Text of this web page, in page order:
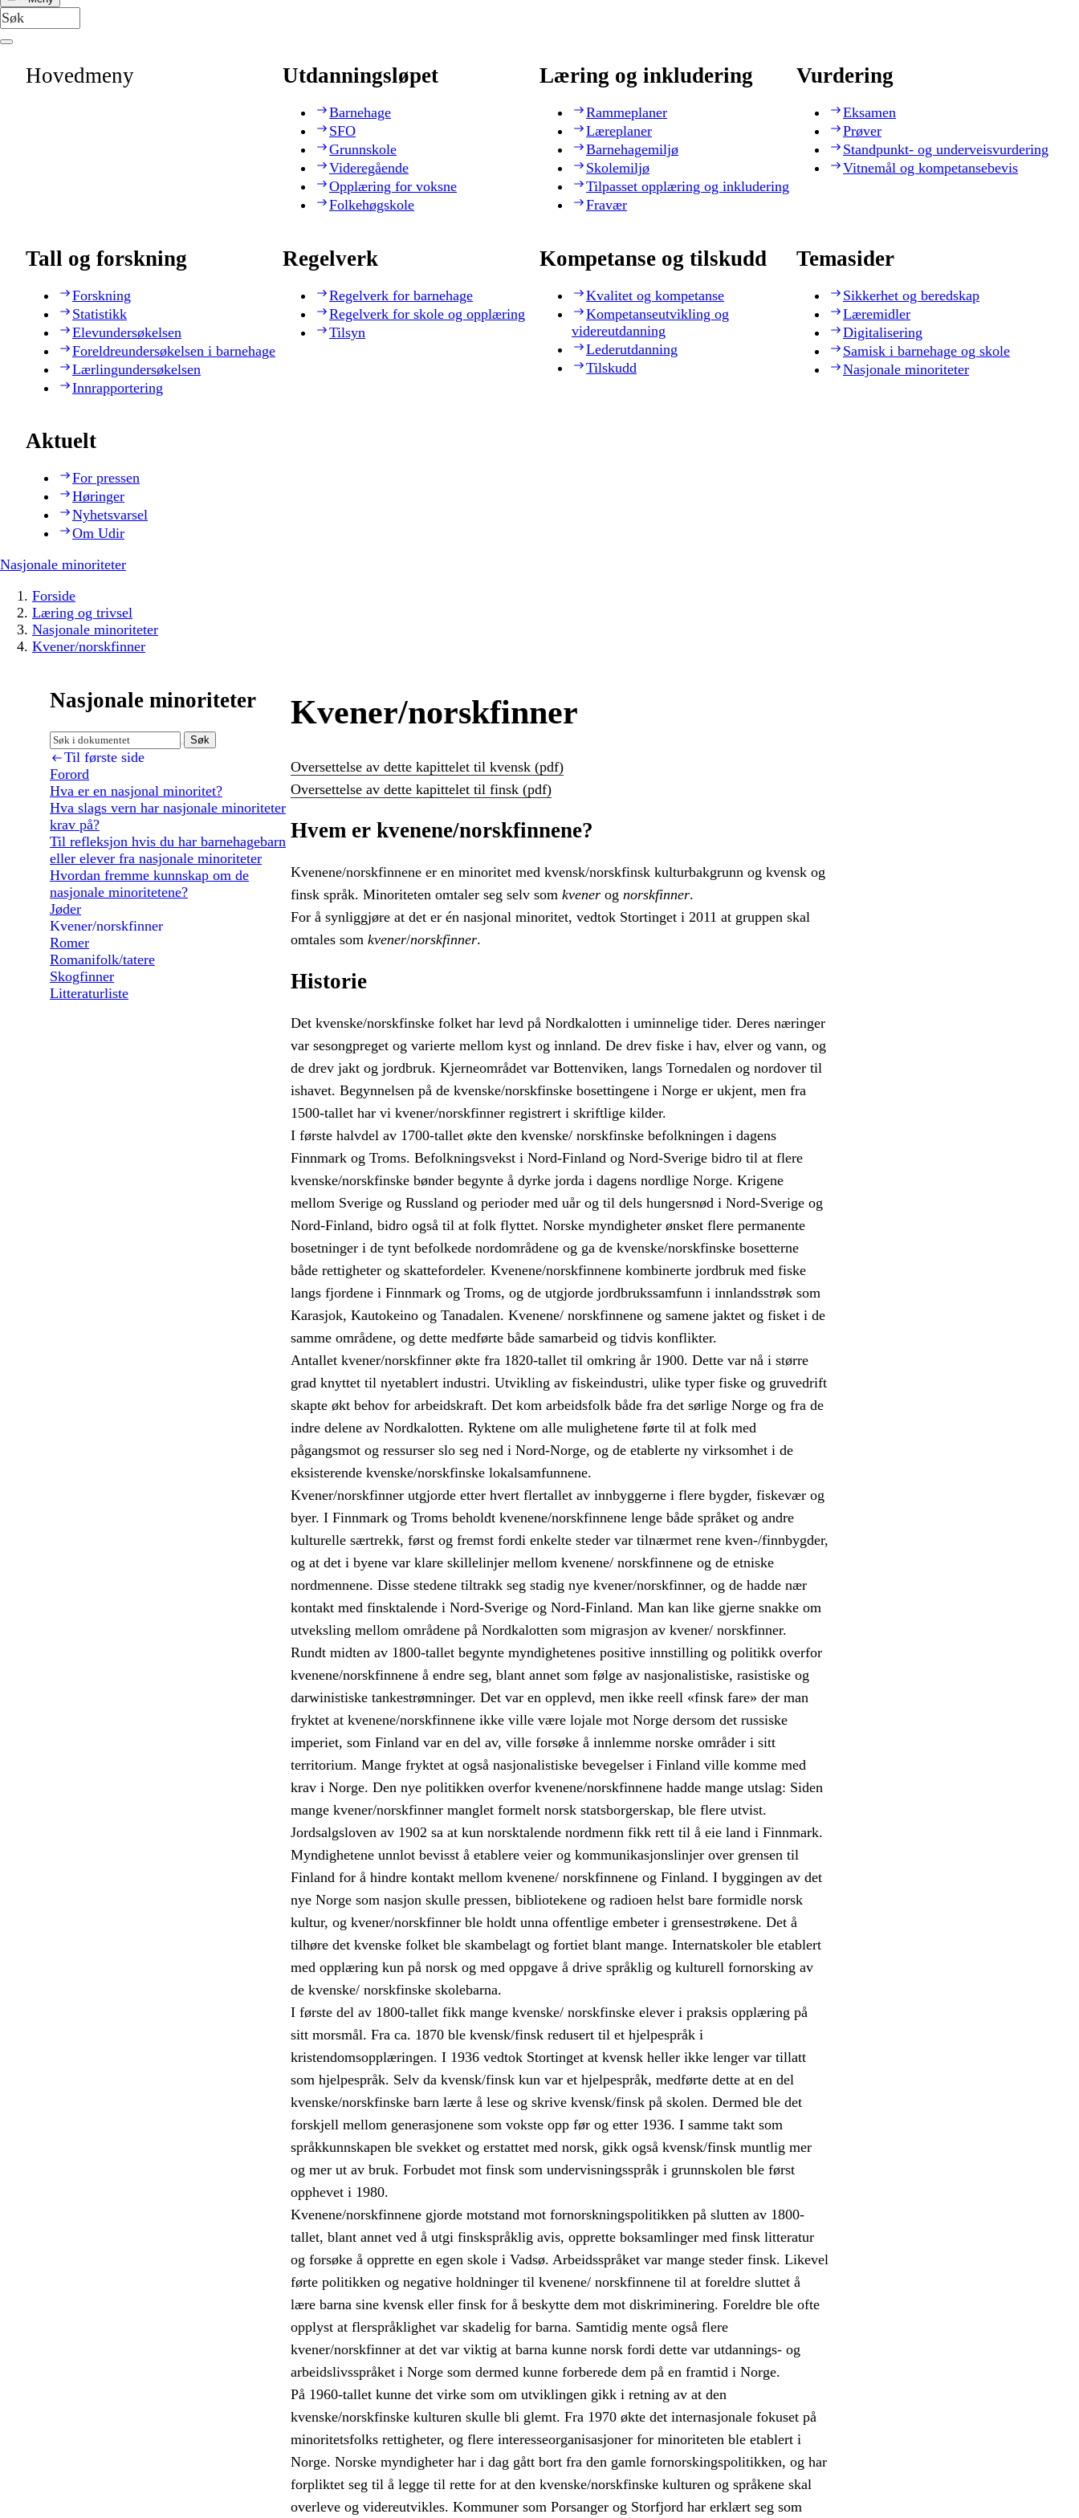
Hovedmeny Utdanningsløpet
Barnehage
SFO
Grunnskole
Videregående
Opplæring for voksne
Folkehøgskole
Læring og inkludering
Rammeplaner
Læreplaner
Barnehagemiljø
Skolemiljø
Tilpasset opplæring og inkludering
Fravær
Vurdering
Eksamen
Prøver
Standpunkt- og underveisvurdering
Vitnemål og kompetansebevis
Tall og forskning
Forskning
Statistikk
Elevundersøkelsen
Foreldreundersøkelsen i barnehage
Lærlingundersøkelsen
Innrapportering
Regelverk
Regelverk for barnehage
Regelverk for skole og opplæring
Tilsyn
Kompetanse og tilskudd
Kvalitet og kompetanse
Kompetanseutvikling og
videreutdanning
Lederutdanning
Tilskudd
Temasider
Sikkerhet og beredskap
Læremidler
Digitalisering
Samisk i barnehage og skole
Nasjonale minoriteter
Aktuelt
For pressen
Høringer
Nyhetsvarsel
Om Udir
Nasjonale minoriteter
Forside
Læring og trivsel
Nasjonale minoriteter
Kvener/norskfinner
Nasjonale minoriteter
Søk
Til første side
Forord
Hva er en nasjonal minoritet?
Hva slags vern har nasjonale minoriteter
krav på?
Til refleksjon hvis du har barnehagebarn
eller elever fra nasjonale minoriteter
Hvordan fremme kunnskap om de
nasjonale minoritetene?
Jøder
Kvener/norskfinner
Romer
Romanifolk/tatere
Skogfinner
Litteraturliste
Kvener/norskfinner
Oversettelse av dette kapittelet til kvensk (pdf)
Oversettelse av dette kapittelet til finsk (pdf)
Hvem er kvenene/norskfinnene?
Kvenene/norskfinnene er en minoritet med kvensk/norskfinsk kulturbakgrunn og kvensk og
finsk språk. Minoriteten omtaler seg selv som kvener og norskfinner.
For å synliggjøre at det er én nasjonal minoritet, vedtok Stortinget i 2011 at gruppen skal
omtales som kvener/norskfinner.
Historie
Det kvenske/norskfinske folket har levd på Nordkalotten i uminnelige tider. Deres næringer
var sesongpreget og varierte mellom kyst og innland. De drev fiske i hav, elver og vann, og
de drev jakt og jordbruk. Kjerneområdet var Bottenviken, langs Tornedalen og nordover til
ishavet. Begynnelsen på de kvenske/norskfinske bosettingene i Norge er ukjent, men fra
1500-tallet har vi kvener/norskfinner registrert i skriftlige kilder.
I første halvdel av 1700-tallet økte den kvenske/ norskfinske befolkningen i dagens
Finnmark og Troms. Befolkningsvekst i Nord-Finland og Nord-Sverige bidro til at flere
kvenske/norskfinske bønder begynte å dyrke jorda i dagens nordlige Norge. Krigene
mellom Sverige og Russland og perioder med uår og til dels hungersnød i Nord-Sverige og
Nord-Finland, bidro også til at folk flyttet. Norske myndigheter ønsket flere permanente
bosetninger i de tynt befolkede nordområdene og ga de kvenske/norskfinske bosetterne
både rettigheter og skattefordeler. Kvenene/norskfinnene kombinerte jordbruk med fiske
langs fjordene i Finnmark og Troms, og de utgjorde jordbrukssamfunn i innlandsstrøk som
Karasjok, Kautokeino og Tanadalen. Kvenene/ norskfinnene og samene jaktet og fisket i de
samme områdene, og dette medførte både samarbeid og tidvis konflikter.
Antallet kvener/norskfinner økte fra 1820-tallet til omkring år 1900. Dette var nå i større
grad knyttet til nyetablert industri. Utvikling av fiskeindustri, ulike typer fiske og gruvedrift
skapte økt behov for arbeidskraft. Det kom arbeidsfolk både fra det sørlige Norge og fra de
indre delene av Nordkalotten. Ryktene om alle mulighetene førte til at folk med
pågangsmot og ressurser slo seg ned i Nord-Norge, og de etablerte ny virksomhet i de
eksisterende kvenske/norskfinske lokalsamfunnene.
Kvener/norskfinner utgjorde etter hvert flertallet av innbyggerne i flere bygder, fiskevær og
byer. I Finnmark og Troms beholdt kvenene/norskfinnene lenge både språket og andre
kulturelle særtrekk, først og fremst fordi enkelte steder var tilnærmet rene kven-/finnbygder,
og at det i byene var klare skillelinjer mellom kvenene/ norskfinnene og de etniske
nordmennene. Disse stedene tiltrakk seg stadig nye kvener/norskfinner, og de hadde nær
kontakt med finsktalende i Nord-Sverige og Nord-Finland. Man kan like gjerne snakke om
utveksling mellom områdene på Nordkalotten som migrasjon av kvener/ norskfinner.
Rundt midten av 1800-tallet begynte myndighetenes positive innstilling og politikk overfor
kvenene/norskfinnene å endre seg, blant annet som følge av nasjonalistiske, rasistiske og
darwinistiske tankestrømninger. Det var en opplevd, men ikke reell «finsk fare» der man
fryktet at kvenene/norskfinnene ikke ville være lojale mot Norge dersom det russiske
imperiet, som Finland var en del av, ville forsøke å innlemme norske områder i sitt
territorium. Mange fryktet at også nasjonalistiske bevegelser i Finland ville komme med
krav i Norge. Den nye politikken overfor kvenene/norskfinnene hadde mange utslag: Siden
mange kvener/norskfinner manglet formelt norsk statsborgerskap, ble flere utvist.
Jordsalgsloven av 1902 sa at kun norsktalende nordmenn fikk rett til å eie land i Finnmark.
Myndighetene unnlot bevisst å etablere veier og kommunikasjonslinjer over grensen til
Finland for å hindre kontakt mellom kvenene/ norskfinnene og Finland. I byggingen av det
nye Norge som nasjon skulle pressen, bibliotekene og radioen helst bare formidle norsk
kultur, og kvener/norskfinner ble holdt unna offentlige embeter i grensestrøkene. Det å
tilhøre det kvenske folket ble skambelagt og fortiet blant mange. Internatskoler ble etablert
med opplæring kun på norsk og med oppgave å drive språklig og kulturell fornorsking av
de kvenske/ norskfinske skolebarna.
I første del av 1800-tallet fikk mange kvenske/ norskfinske elever i praksis opplæring på
sitt morsmål. Fra ca. 1870 ble kvensk/finsk redusert til et hjelpespråk i
kristendomsopplæringen. I 1936 vedtok Stortinget at kvensk heller ikke lenger var tillatt
som hjelpespråk. Selv da kvensk/finsk kun var et hjelpespråk, medførte dette at en del
kvenske/norskfinske barn lærte å lese og skrive kvensk/finsk på skolen. Dermed ble det
forskjell mellom generasjonene som vokste opp før og etter 1936. I samme takt som
språkkunnskapen ble svekket og erstattet med norsk, gikk også kvensk/finsk muntlig mer
og mer ut av bruk. Forbudet mot finsk som undervisningsspråk i grunnskolen ble først
opphevet i 1980.
Kvenene/norskfinnene gjorde motstand mot fornorskningspolitikken på slutten av 1800-
tallet, blant annet ved å utgi finskspråklig avis, opprette boksamlinger med finsk litteratur
og forsøke å opprette en egen skole i Vadsø. Arbeidsspråket var mange steder finsk. Likevel
førte politikken og negative holdninger til kvenene/ norskfinnene til at foreldre sluttet å
lære barna sine kvensk eller finsk for å beskytte dem mot diskriminering. Foreldre ble ofte
opplyst at flerspråklighet var skadelig for barna. Samtidig mente også flere
kvener/norskfinner at det var viktig at barna kunne norsk fordi dette var utdannings- og
arbeidslivsspråket i Norge som dermed kunne forberede dem på en framtid i Norge.
På 1960-tallet kunne det virke som om utviklingen gikk i retning av at den
kvenske/norskfinske kulturen skulle bli glemt. Fra 1970 økte det internasjonale fokuset på
minoritetsfolks rettigheter, og flere interesseorganisasjoner for minoriteten ble etablert i
Norge. Norske myndigheter har i dag gått bort fra den gamle fornorskingspolitikken, og har
forpliktet seg til å legge til rette for at den kvenske/norskfinske kulturen og språkene skal
overleve og videreutvikles. Kommuner som Porsanger og Storfjord har erklært seg som